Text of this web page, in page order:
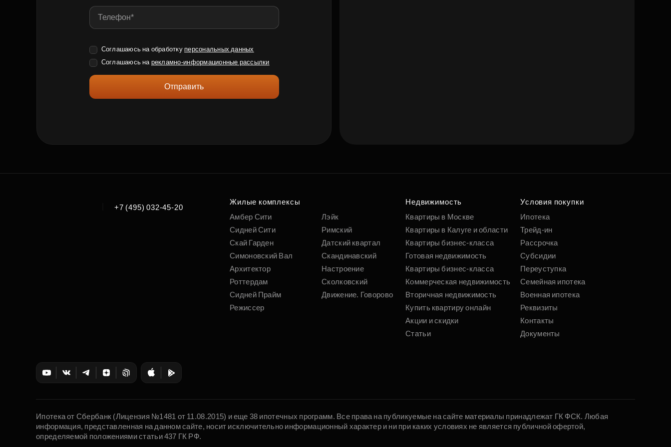
Соглашаюсь на обработку персональных данных
Соглашаюсь на рекламно-информационные рассылки
Отправить
+7 (495) 032-45-20
Жилые комплексы
Амбер Сити
Сидней Сити
Скай Гарден
Симоновский Вал
Архитектор
Роттердам
Сидней Прайм
Режиссер
Лэйк
Римский
Датский квартал
Скандинавский
Настроение
Сколковский
Движение. Говорово
Недвижимость
Квартиры в Москве
Квартиры в Калуге и области
Квартиры бизнес-класса
Готовая недвижимость
Квартиры бизнес-класса
Коммерческая недвижимость
Вторичная недвижимость
Купить квартиру онлайн
Акции и скидки
Статьи
Условия покупки
Ипотека
Трейд-ин
Рассрочка
Субсидии
Переуступка
Семейная ипотека
Военная ипотека
Реквизиты
Контакты
Документы
Ипотека от Сбербанк (Лицензия №1481 от 11.08.2015) и еще 38 ипотечных программ. Все права на публикуемые на сайте материалы принадлежат ГК ФСК. Любая
информация, представленная на данном сайте, носит исключительно информационный характер и ни при каких условиях не является публичной офертой,
определяемой положениями статьи 437 ГК РФ.